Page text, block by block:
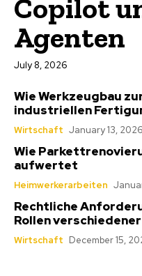
Copilot
Agenten
July 8, 2026
Wie Werkzeugbau
industriellen
Wirtschaft January 13, 2026
Wie
aufwertet
Heimwerkerarbeiten
Rechtliche
Rollen
Wirtschaft December 15,